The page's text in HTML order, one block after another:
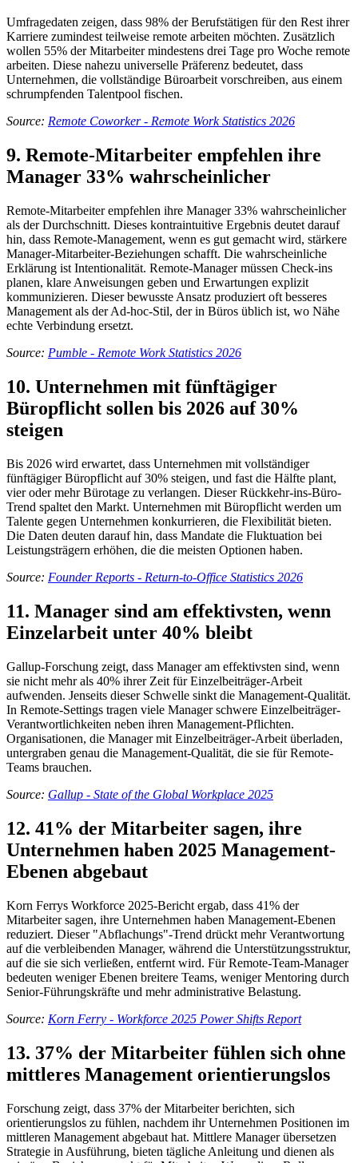
Umfragedaten zeigen, dass 98% der Berufstätigen für den Rest ihrer
Karriere zumindest teilweise remote arbeiten möchten. Zusätzlich
wollen 55% der Mitarbeiter mindestens drei Tage pro Woche remote
arbeiten. Diese nahezu universelle Präferenz bedeutet, dass
Unternehmen, die vollständige Büroarbeit vorschreiben, aus einem
schrumpfenden Talentpool fischen.
Source: Remote Coworker - Remote Work Statistics 2026
9. Remote-Mitarbeiter empfehlen ihre
Manager 33% wahrscheinlicher
Remote-Mitarbeiter empfehlen ihre Manager 33% wahrscheinlicher
als der Durchschnitt. Dieses kontraintuitive Ergebnis deutet darauf
hin, dass Remote-Management, wenn es gut gemacht wird, stärkere
Manager-Mitarbeiter-Beziehungen schafft. Die wahrscheinliche
Erklärung ist Intentionalität. Remote-Manager müssen Check-ins
planen, klare Anweisungen geben und Erwartungen explizit
kommunizieren. Dieser bewusste Ansatz produziert oft besseres
Management als der Ad-hoc-Stil, der in Büros üblich ist, wo Nähe
echte Verbindung ersetzt.
Source: Pumble - Remote Work Statistics 2026
10. Unternehmen mit fünftägiger
Büropflicht sollen bis 2026 auf 30%
steigen
Bis 2026 wird erwartet, dass Unternehmen mit vollständiger
fünftägiger Büropflicht auf 30% steigen, und fast die Hälfte plant,
vier oder mehr Bürotage zu verlangen. Dieser Rückkehr-ins-Büro-
Trend spaltet den Markt. Unternehmen mit Büropflicht werden um
Talente gegen Unternehmen konkurrieren, die Flexibilität bieten.
Die Daten deuten darauf hin, dass Mandate die Fluktuation bei
Leistungsträgern erhöhen, die die meisten Optionen haben.
Source: Founder Reports - Return-to-Office Statistics 2026
11. Manager sind am effektivsten, wenn
Einzelarbeit unter 40% bleibt
Gallup-Forschung zeigt, dass Manager am effektivsten sind, wenn
sie nicht mehr als 40% ihrer Zeit für Einzelbeiträger-Arbeit
aufwenden. Jenseits dieser Schwelle sinkt die Management-Qualität.
In Remote-Settings tragen viele Manager schwere Einzelbeiträger-
Verantwortlichkeiten neben ihren Management-Pflichten.
Organisationen, die Manager mit Einzelbeiträger-Arbeit überladen,
untergraben genau die Management-Qualität, die sie für Remote-
Teams brauchen.
Source: Gallup - State of the Global Workplace 2025
12. 41% der Mitarbeiter sagen, ihre
Unternehmen haben 2025 Management-
Ebenen abgebaut
Korn Ferrys Workforce 2025-Bericht ergab, dass 41% der
Mitarbeiter sagen, ihre Unternehmen haben Management-Ebenen
reduziert. Dieser "Abflachungs"-Trend drückt mehr Verantwortung
auf die verbleibenden Manager, während die Unterstützungsstruktur,
auf die sie sich verließen, entfernt wird. Für Remote-Team-Manager
bedeuten weniger Ebenen breitere Teams, weniger Mentoring durch
Senior-Führungskräfte und mehr administrative Belastung.
Source: Korn Ferry - Workforce 2025 Power Shifts Report
13. 37% der Mitarbeiter fühlen sich ohne
mittleres Management orientierungslos
Forschung zeigt, dass 37% der Mitarbeiter berichten, sich
orientierungslos zu fühlen, nachdem ihr Unternehmen Positionen im
mittleren Management abgebaut hat. Mittlere Manager übersetzen
Strategie in Ausführung, bieten tägliche Anleitung und dienen als